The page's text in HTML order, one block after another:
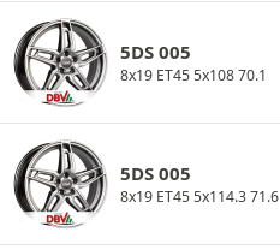
5DS 005
8x19 ET45 5x108 70.1
5DS 005
8x19 ET45 5x114.3 71.6